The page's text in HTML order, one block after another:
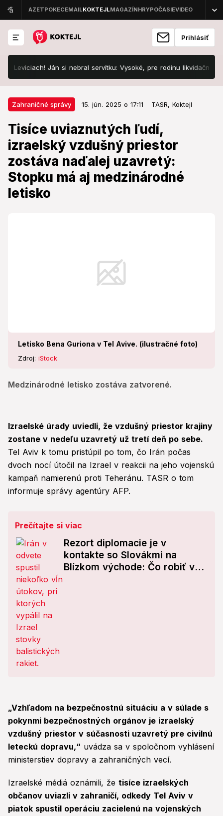
Prihlásiť
Ján si nebral servítku: Vysoké, pre rodinu likvidačné
Zahraničné správy 15. jún. 2025 o 17:11 TASR, Koktejl
Tisíce uviaznutých ľudí,
izraelský vzdušný priestor
zostáva naďalej uzavretý:
Stopku má aj medzinárodné
letisko
Letisko Bena Guriona v Tel Avive. (ilustračné foto)
Zdroj: iStock
Medzinárodné letisko zostáva zatvorené.
Zahraničné správy 15. jún. 2025 o 17:11
Tisíce uviaznutých ľudí, izraelský
vzdušný priestor zostáva naďalej
uzavretý: Stopku má aj
medzinárodné letisko
Medzinárodné letisko zostáva zatvorené.
Izraelské úrady uviedli, že vzdušný priestor krajiny
zostane v nedeľu uzavretý už tretí deň po sebe.
Tel Aviv k tomu pristúpil po tom, čo Irán počas
dvoch nocí útočil na Izrael v reakcii na jeho vojenskú
kampaň namierenú proti Teheránu. TASR o tom
informuje správy agentúry AFP.
Prečítajte si viac
Rezort diplomacie je v
kontakte so Slovákmi na
Blízkom východe: Čo robiť v
„Vzhľadom na bezpečnostnú situáciu a v súlade s
pokynmi bezpečnostných orgánov je izraelský
vzdušný priestor v súčasnosti uzavretý pre civilnú
leteckú dopravu,“ uvádza sa v spoločnom vyhlásení
ministerstiev dopravy a zahraničných vecí.
Izraelské médiá oznámili, že tisíce izraelských
občanov uviazli v zahraničí, odkedy Tel Aviv v
piatok spustil operáciu zacielenú na vojenských